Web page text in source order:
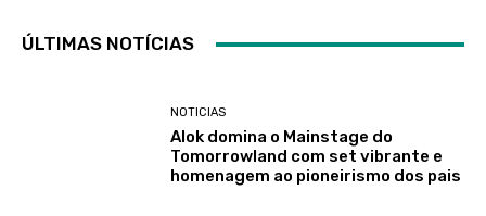
ÚLTIMAS NOTÍCIAS
NOTICIAS
Alok domina o Mainstage do
Tomorrowland com set vibrante e
homenagem ao pioneirismo dos pais